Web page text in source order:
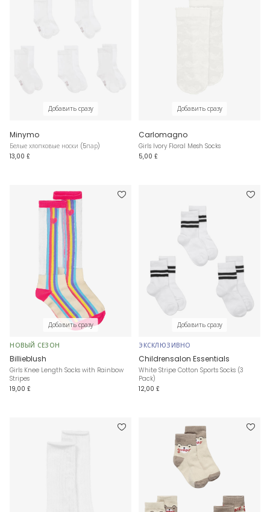
Добавить сразу
Minymo
Белые хлопковые носки (5пар)
13,00 £
Добавить сразу
Carlomagno
Girls Ivory Floral Mesh Socks
5,00 £
Добавить сразу
НОВЫЙ СЕЗОН
Billieblush
Girls Knee Length Socks with Rainbow
Stripes
19,00 £
Добавить сразу
ЭКСКЛЮЗИВНО
Childrensalon Essentials
White Stripe Cotton Sports Socks (3
Pack)
12,00 £